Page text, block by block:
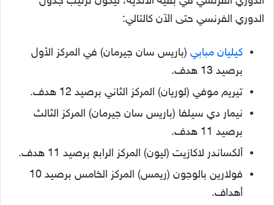
الدوري الفرنسي حتى الآن كالتالي:
كيليان مبابي (باريس سان جيرمان) في المركز الأول
برصيد 13 هدف.
تيريم موفي (لوريان) المركز الثاني برصيد 12 هدف.
نيمار دي سيلفا (باريس سان جيرمان) المركز الثالث
برصيد 11 هدف.
ألكساندر لاكازيت (ليون) المركز الرابع برصيد 11 هدف.
فولارين بالوجون (ريمس) المركز الخامس برصيد 10
أهداف.